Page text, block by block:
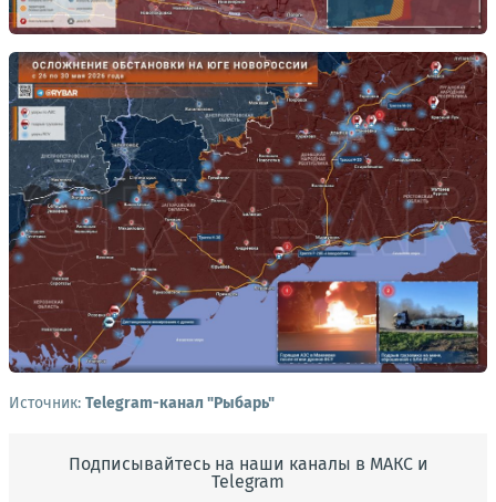
Источник: Telegram-канал "Рыбарь"
Подписывайтесь на наши каналы в МАКС и
Telegram